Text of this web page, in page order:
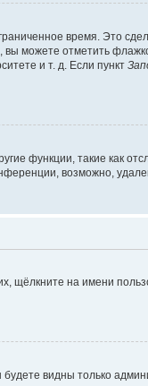
время. Это
вы можете отметить
и т. д. Если пункт
функции, такие как
возможно,
щёлкните на имени
будете видны только